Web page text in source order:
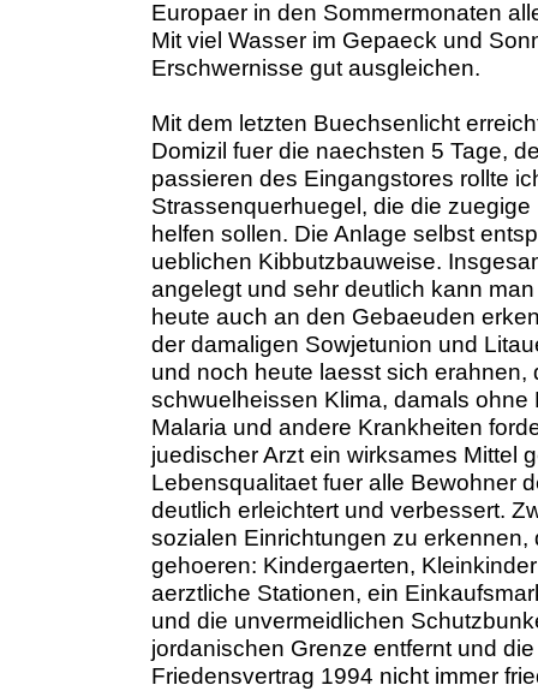
Europaer in den Sommermonaten
Mit viel Wasser im Gepaeck und
Erschwernisse gut ausgleichen.
Mit dem letzten Buechsenlicht
Domizil fuer die naechsten 5 Tage,
passieren des Eingangstores rollte
Strassenquerhuegel, die die
helfen sollen. Die Anlage selbst
ueblichen Kibbutzbauweise.
angelegt und sehr deutlich kann
heute auch an den Gebaeuden
der damaligen Sowjetunion und
und noch heute laesst sich
schwuelheissen Klima, damals
Malaria und andere Krankheiten
juedischer Arzt ein wirksames Mittel
Lebensqualitaet fuer alle Bewohner
deutlich erleichtert und verbessert.
sozialen Einrichtungen zu
gehoeren: Kindergaerten,
aerztliche Stationen, ein
und die unvermeidlichen
jordanischen Grenze entfernt und
Friedensvertrag 1994 nicht immer